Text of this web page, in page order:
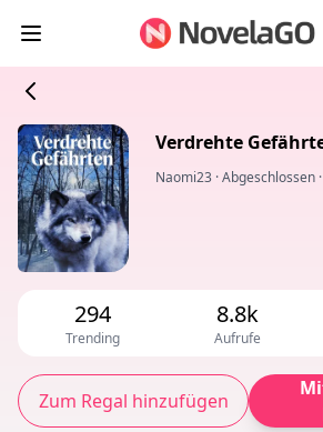
Verdrehte
Naomi23 ·Abgeschlossen ·
294
Trending
8.8k
Aufrufe
Zum Regal hinzufügen